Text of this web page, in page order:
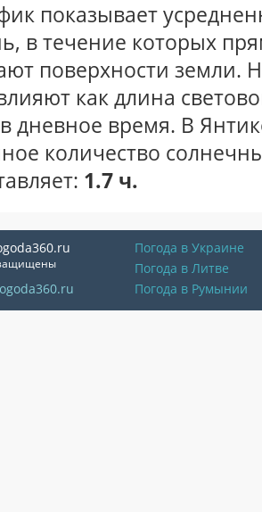
показывает
в течение которых
поверхности земли.
как длина
дневное время. В
количество
1.7 ч.
Погода в Украине
Погода в Литве
Погода в Румынии